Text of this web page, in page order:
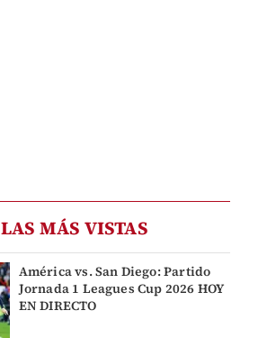
LAS MÁS VISTAS
América vs. San Diego: Partido
Jornada 1 Leagues Cup 2026 HOY
EN DIRECTO